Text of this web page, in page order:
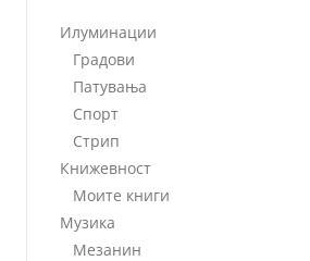
Илуминации
Градови
Патувања
Спорт
Стрип
Книжевност
Моите книги
Музика
Мезанин